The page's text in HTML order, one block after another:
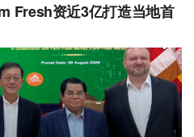
Fresh资近3亿打造当地首